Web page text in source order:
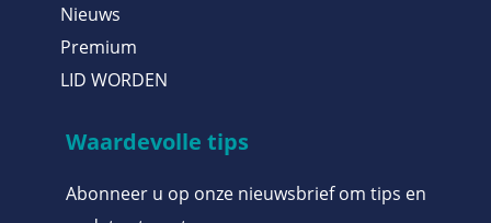
Nieuws
Premium
LID WORDEN
Waardevolle tips
Abonneer u op onze nieuwsbrief om tips en